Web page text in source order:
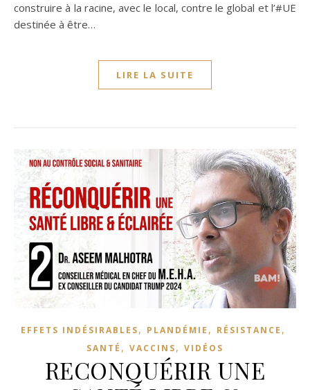
construire à la racine, avec le local, contre le global et l’#UE
destinée à être…
LIRE LA SUITE
EFFETS INDÉSIRABLES, PLANDÉMIE , RÉSISTANCE ,
SANTÉ , VACCINS, VIDÉOS
RECONQUÉRIR UNE